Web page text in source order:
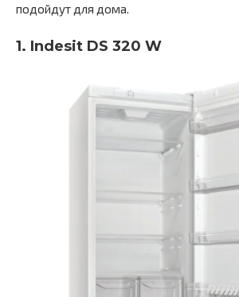
подойдут для дома.
1. Indesit DS 320 W